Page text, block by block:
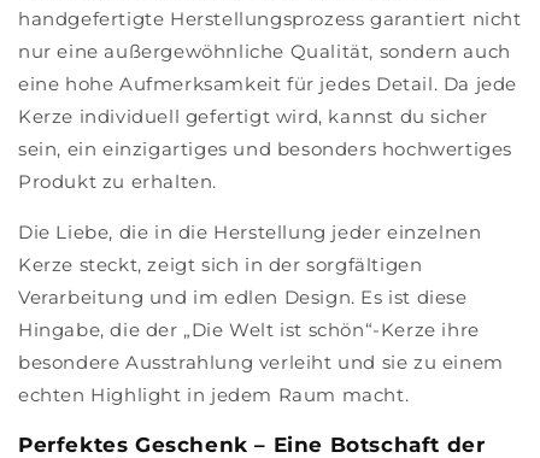
handgefertigte Herstellungsprozess garantiert nicht
nur eine außergewöhnliche Qualität, sondern auch
eine hohe Aufmerksamkeit für jedes Detail. Da jede
Kerze individuell gefertigt wird, kannst du sicher
sein, ein einzigartiges und besonders hochwertiges
Produkt zu erhalten.
Die Liebe, die in die Herstellung jeder einzelnen
Kerze steckt, zeigt sich in der sorgfältigen
Verarbeitung und im edlen Design. Es ist diese
Hingabe, die der „Die Welt ist schön“-Kerze ihre
besondere Ausstrahlung verleiht und sie zu einem
echten Highlight in jedem Raum macht.
Perfektes Geschenk – Eine Botschaft der